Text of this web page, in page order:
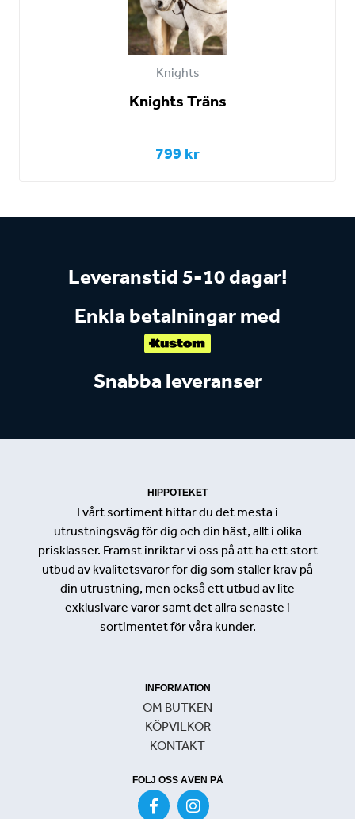
Knights
Knights Träns
799 kr
Leveranstid 5-10 dagar!
Enkla betalningar med
Snabba leveranser
HIPPOTEKET
I vårt sortiment hittar du det mesta i
utrustningsväg för dig och din häst, allt i olika
prisklasser. Främst inriktar vi oss på att ha ett stort
utbud av kvalitetsvaror för dig som ställer krav på
din utrustning, men också ett utbud av lite
exklusivare varor samt det allra senaste i
sortimentet för våra kunder.
INFORMATION
OM BUTKEN
KÖPVILKOR
KONTAKT
FÖLJ OSS ÄVEN PÅ